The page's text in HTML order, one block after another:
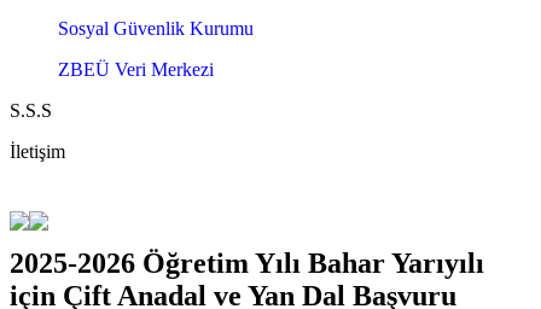
Sosyal Güvenlik Kurumu
ZBEÜ Veri Merkezi
S.S.S
İletişim
2025-2026 Öğretim Yılı Bahar Yarıyılı
için Çift Anadal ve Yan Dal Başvuru